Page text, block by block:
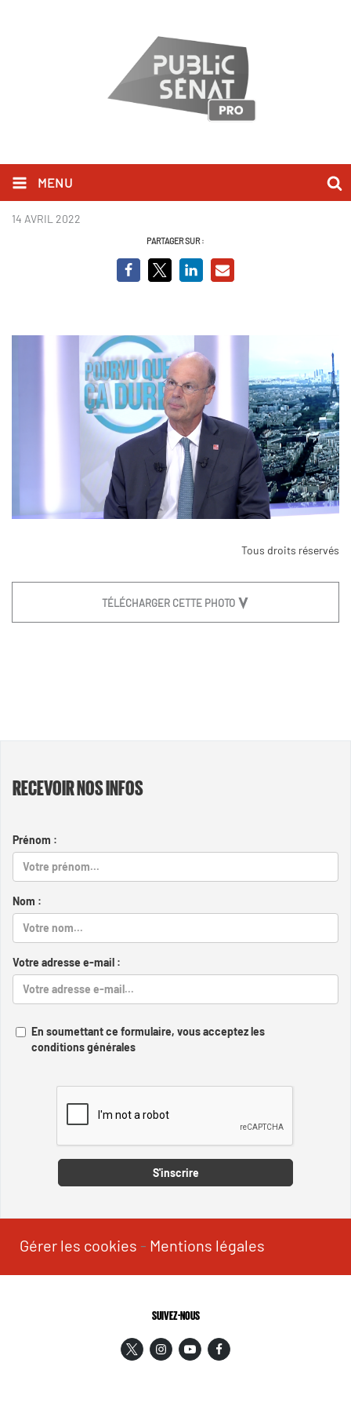
MENU
Eric Lombard PQCD.png
14 AVRIL 2022
PARTAGER SUR :
Tous droits réservés
TÉLÉCHARGER CETTE PHOTO
RECEVOIR NOS INFOS
Prénom :
Nom :
Votre adresse e-mail :
En soumettant ce formulaire, vous acceptez les
conditions générales
S'inscrire
Gérer les cookies - Mentions légales
SUIVEZ-NOUS